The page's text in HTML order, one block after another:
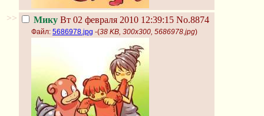
>> Мику Вт 02 февраля 2010 12:39:15 No.8874
Файл: 5686978.jpg -(38 KB, 300x300, 5686978.jpg)